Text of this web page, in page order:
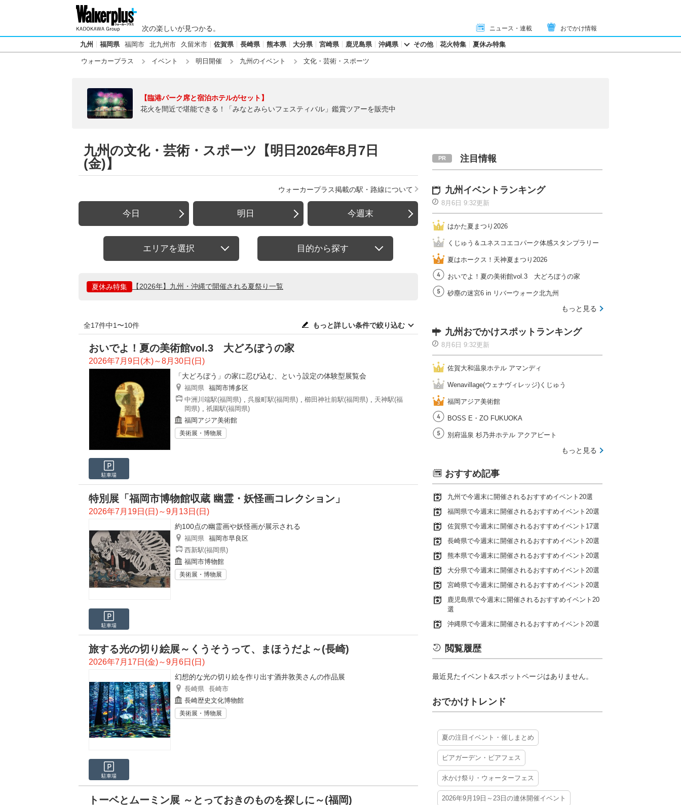
次の楽しいが見つかる。 ニュース・連載 おでかけ情報
九州 福岡県 福岡市 北九州市 久留米市 佐賀県 長崎県 熊本県 大分県 宮崎県 鹿児島県 沖縄県 その他 花火特集 夏休み特集
ウォーカープラス イベント 明日開催 九州のイベント 文化・芸術・スポーツ
【臨港パーク席と宿泊ホテルがセット】
花火を間近で堪能できる！「みなとみらいフェスティバル」鑑賞ツアーを販売中
九州の文化・芸術・スポーツ【明日2026年8月7日
(金)】
ウォーカープラス掲載の駅・路線について
今日 明日 今週末
エリアを選択 目的から探す
夏休み特集 【2026年】九州・沖縄で開催される夏祭り一覧
全17件中1〜10件 もっと詳しい条件で絞り込む
おいでよ！夏の美術館vol.3 大どろぼうの家
2026年7月9日(木)～8月30日(日)
「大どろぼう」の家に忍び込む、という設定の体験型展覧会
福岡県 福岡市博多区
中洲川端駅(福岡県) , 呉服町駅(福岡県) , 櫛田神社前駅(福岡県) , 天神駅(福
岡県) , 祇園駅(福岡県)
福岡アジア美術館
美術展・博物展
駐車場
特別展「福岡市博物館収蔵 幽霊・妖怪画コレクション」
2026年7月19日(日)～9月13日(日)
約100点の幽霊画や妖怪画が展示される
福岡県 福岡市早良区
西新駅(福岡県)
福岡市博物館
美術展・博物展
駐車場
旅する光の切り絵展～くうそうって、まほうだよ～(長崎)
2026年7月17日(金)～9月6日(日)
幻想的な光の切り絵を作り出す酒井敦美さんの作品展
長崎県 長崎市
長崎歴史文化博物館
美術展・博物展
駐車場
トーベとムーミン展 ～とっておきのものを探しに～(福岡)
注目情報
九州イベントランキング
8月6日 9:32更新
はかた夏まつり2026
くじゅう＆ユネスコエコパーク体感スタンプラリー
夏はホークス！天神夏まつり2026
おいでよ！夏の美術館vol.3 大どろぼうの家
砂塵の迷宮6 in リバーウォーク北九州
もっと見る
九州おでかけスポットランキング
8月6日 9:32更新
佐賀大和温泉ホテル アマンディ
Wenavillage(ウェナヴィレッジ)くじゅう
福岡アジア美術館
BOSS E・ZO FUKUOKA
別府温泉 杉乃井ホテル アクアビート
もっと見る
おすすめ記事
九州で今週末に開催されるおすすめイベント20選
福岡県で今週末に開催されるおすすめイベント20選
佐賀県で今週末に開催されるおすすめイベント17選
長崎県で今週末に開催されるおすすめイベント20選
熊本県で今週末に開催されるおすすめイベント20選
大分県で今週末に開催されるおすすめイベント20選
宮崎県で今週末に開催されるおすすめイベント20選
鹿児島県で今週末に開催されるおすすめイベント20
選
沖縄県で今週末に開催されるおすすめイベント20選
閲覧履歴
最近見たイベント&スポットページはありません。
おでかけトレンド
夏の注目イベント・催しまとめ
ビアガーデン・ビアフェス
水かけ祭り・ウォーターフェス
2026年9月19日～23日の連休開催イベント